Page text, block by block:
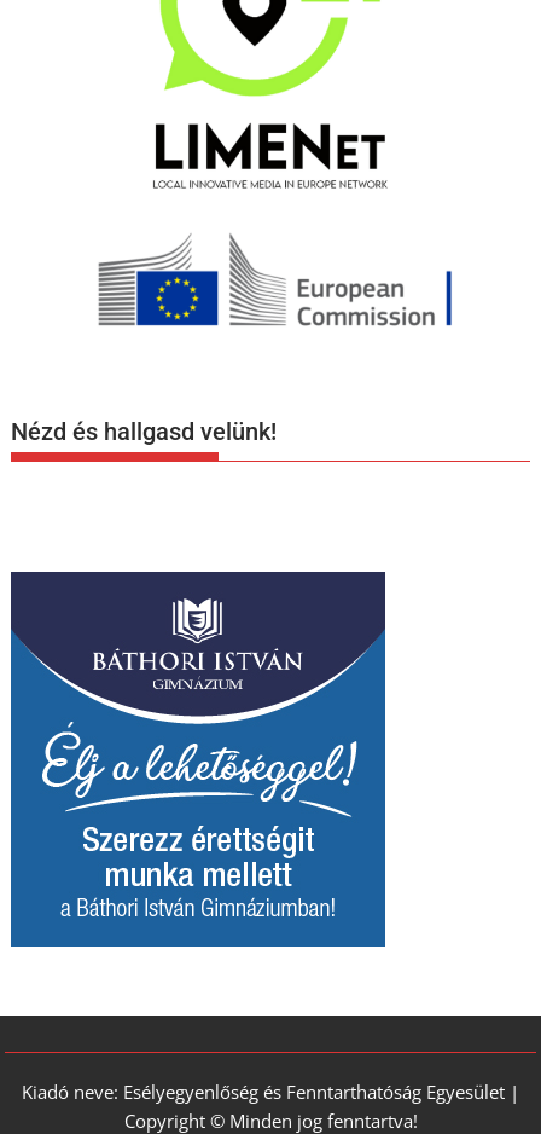
Nézd és hallgasd velünk!
Kiadó neve: Esélyegyenlőség és Fenntarthatóság Egyesület |
Copyright © Minden jog fenntartva!